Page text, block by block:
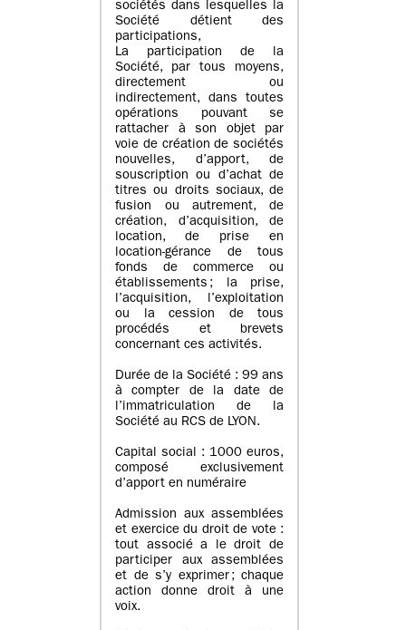
sociétés dans lesquelles la
Société détient des
participations,
La participation de la
Société, par tous moyens,
directement ou
indirectement, dans toutes
opérations pouvant se
rattacher à son objet par
voie de création de sociétés
nouvelles, d’apport, de
souscription ou d’achat de
titres ou droits sociaux, de
fusion ou autrement, de
création, d’acquisition, de
location, de prise en
location-gérance de tous
fonds de commerce ou
établissements ; la prise,
l’acquisition, l’exploitation
ou la cession de tous
procédés et brevets
concernant ces activités.
Durée de la Société : 99 ans
à compter de la date de
l’immatriculation de la
Société au RCS de LYON.
Capital social : 1000 euros,
composé exclusivement
d’apport en numéraire
Admission aux assemblées
et exercice du droit de vote :
tout associé a le droit de
participer aux assemblées
et de s’y exprimer ; chaque
action donne droit à une
voix.